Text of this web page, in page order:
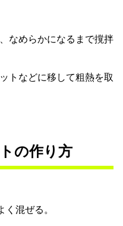
なめらかになるまで撹拌
トなどに移して粗熱を取
の作り方
混ぜる。